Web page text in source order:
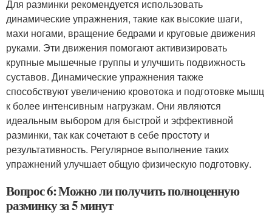
Для разминки рекомендуется использовать
динамические упражнения, такие как высокие шаги,
махи ногами, вращение бедрами и круговые движения
руками. Эти движения помогают активизировать
крупные мышечные группы и улучшить подвижность
суставов. Динамические упражнения также
способствуют увеличению кровотока и подготовке мышц
к более интенсивным нагрузкам. Они являются
идеальным выбором для быстрой и эффективной
разминки, так как сочетают в себе простоту и
результативность. Регулярное выполнение таких
упражнений улучшает общую физическую подготовку.
Вопрос 6: Можно ли получить полноценную
разминку за 5 минут